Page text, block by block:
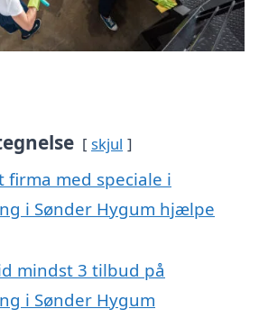
skjul
firma med speciale i
i Sønder Hygum hjælpe
mindst 3 tilbud på
i Sønder Hygum